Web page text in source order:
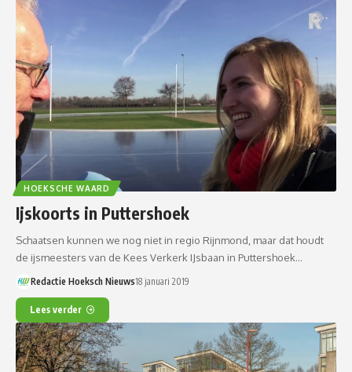
HOEKSCHE WAARD
Ijskoorts in Puttershoek
Schaatsen kunnen we nog niet in regio Rijnmond, maar dat houdt
de ijsmeesters van de Kees Verkerk IJsbaan in Puttershoek…
Redactie Hoeksch Nieuws18 januari 2019
Lees verder